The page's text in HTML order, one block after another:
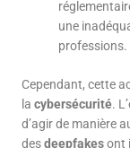
une
professions.
Cependant, cette
la cybersécurité.
d’agir de manière
desdeepfakesont